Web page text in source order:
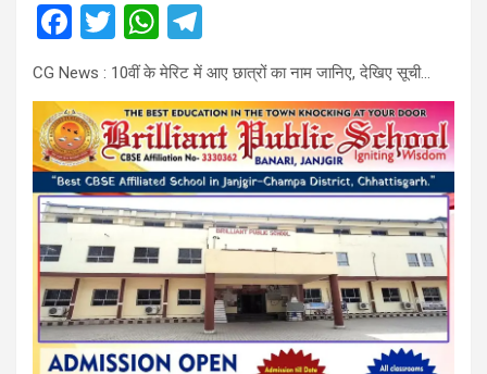
F
ce
b
o
o
k
T
wi
tt
er
W
h
at
s
A
p
p
el
e
gr
a
m
CG News : 10वीं के मेरिट में आए छात्रों का नाम जानिए, देखिए सूची…